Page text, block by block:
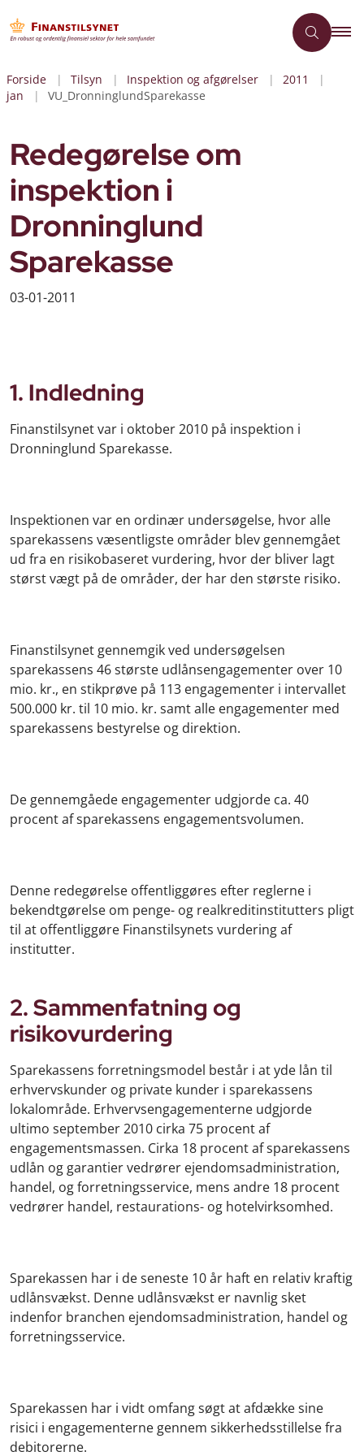
Forside Tilsyn Inspektion og afgørelser
2011
jan
VU_DronninglundSparekasse
Redegørelse om
inspektion i
Dronninglund
Sparekasse
03-01-2011
1. Indledning
Finanstilsynet var i oktober 2010 på inspektion i
Dronninglund Sparekasse.
Inspektionen var en ordinær undersøgelse, hvor alle
sparekassens væsentligste områder blev gennemgået
ud fra en risikobaseret vurdering, hvor der bliver lagt
størst vægt på de områder, der har den største risiko.
Finanstilsynet gennemgik ved undersøgelsen
sparekassens 46 største udlånsengagementer over 10
mio. kr., en stikprøve på 113 engagementer i intervallet
500.000 kr. til 10 mio. kr. samt alle engagementer med
sparekassens bestyrelse og direktion.
De gennemgåede engagementer udgjorde ca. 40
procent af sparekassens engagementsvolumen.
Denne redegørelse offentliggøres efter reglerne i
bekendtgørelse om penge- og realkreditinstitutters pligt
til at offentliggøre Finanstilsynets vurdering af
institutter.
2. Sammenfatning og
risikovurdering
Sparekassens forretningsmodel består i at yde lån til
erhvervskunder og private kunder i sparekassens
lokalområde. Erhvervsengagementerne udgjorde
ultimo september 2010 cirka 75 procent af
engagementsmassen. Cirka 18 procent af sparekassens
udlån og garantier vedrører ejendomsadministration,
handel, og forretningsservice, mens andre 18 procent
vedrører handel, restaurations- og hotelvirksomhed.
Sparekassen har i de seneste 10 år haft en relativ kraftig
udlånsvækst. Denne udlånsvækst er navnlig sket
indenfor branchen ejendomsadministration, handel og
forretningsservice.
Sparekassen har i vidt omfang søgt at afdække sine
risici i engagementerne gennem sikkerhedsstillelse fra
debitorerne.